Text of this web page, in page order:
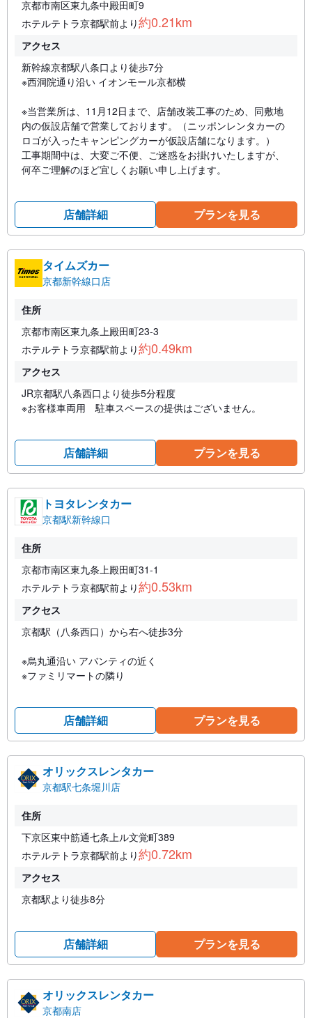
京都市南区東九条中殿田町9
ホテルテトラ京都駅前より約0.21km
アクセス
新幹線京都駅八条口より徒歩7分
※西洞院通り沿い イオンモール京都横
※当営業所は、11月12日まで、店舗改装工事のため、同敷地
内の仮設店舗で営業しております。（ニッポンレンタカーの
ロゴが入ったキャンピングカーが仮設店舗になります。）
工事期間中は、大変ご不便、ご迷惑をお掛けいたしますが、
何卒ご理解のほど宜しくお願い申し上げます。
店舗詳細 プランを見る
タイムズカー
京都新幹線口店
住所
京都市南区東九条上殿田町23-3
ホテルテトラ京都駅前より約0.49km
アクセス
JR京都駅八条西口より徒歩5分程度
※お客様車両用 駐車スペースの提供はございません。
店舗詳細 プランを見る
トヨタレンタカー
京都駅新幹線口
住所
京都市南区東九条上殿田町31-1
ホテルテトラ京都駅前より約0.53km
アクセス
京都駅（八条西口）から右へ徒歩3分
※烏丸通沿い アバンティの近く
※ファミリマートの隣り
店舗詳細 プランを見る
オリックスレンタカー
京都駅七条堀川店
住所
下京区東中筋通七条上ル文覚町389
ホテルテトラ京都駅前より約0.72km
アクセス
京都駅より徒歩8分
店舗詳細 プランを見る
オリックスレンタカー
京都南店